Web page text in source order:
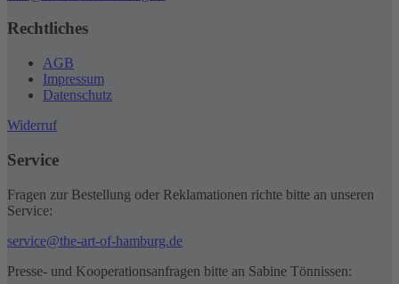
Rechtliches
AGB
Impressum
Datenschutz
Widerruf
Service
Fragen zur Bestellung oder Reklamationen richte bitte an unseren
Service:
service@the-art-of-hamburg.de
Presse- und Kooperationsanfragen bitte an Sabine Tönnissen: